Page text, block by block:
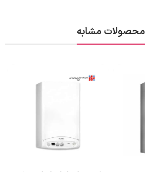
محصولات مشابه